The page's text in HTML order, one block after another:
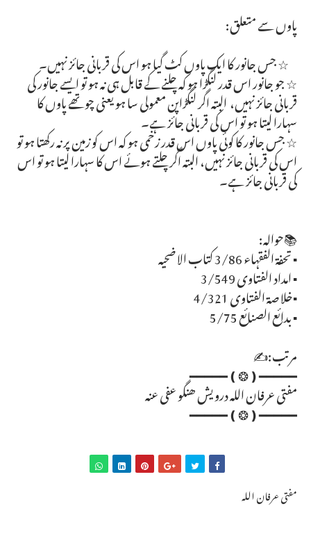
پاوں سے متعلق:
☆ جس جانور کا ایک پاوں کٹ گیا ہو اس کی قربانی جائز نہیں۔
☆ جو جانور اس قدر لنگڑا ہو کہ چلنے کے قابل ہی نہ ہو تو ایسے جانور کی
قربانی جائز نہیں، البتہ اگر لنگڑاپن معمولی سا ہو یعنی چوتھے پاوں کا
سہارا لیتا ہو تو اس کی قربانی جائز ہے۔
☆ جس جانور کا کوئی پاوں اس قدر زخمی ہو کہ اس کو زمین پر نہ رکھتا ہو تو
اس کی قربانی جائز نہیں، البتہ اگر چلتے ہوئے اس کا سہارا لیتا ہو تو اس
کی قربانی جائز ہے۔
📚حوالہ:
▪ تحفة الفقہاء 3/86 کتاب الاضحیہ
▪ امداد الفتاوی 3/549
▪خلاصة الفتاوی 4/321
▪ بدائع الصنائع 5/75
مرتب:✍
━━━━━❪❂❫━━━━━
مفتی عرفان اللہ درویش ھنگو عفی عنہ
━━━━━❪❂❫━━━━━
مفتی عرفان اللہ